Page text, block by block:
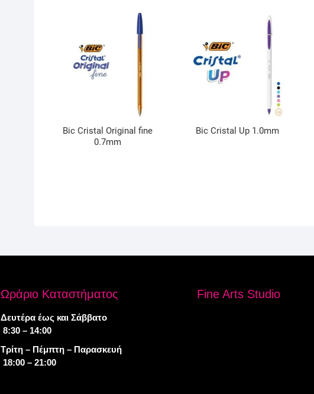
Bic Cristal Original fine
0.7mm
Bic Cristal Up 1.0mm
Ωράριο Καταστήματος
Δευτέρα έως και Σάββατο
8:30 – 14:00
Τρίτη – Πέμπτη – Παρασκευή
18:00 – 21:00
Fine Arts Studio